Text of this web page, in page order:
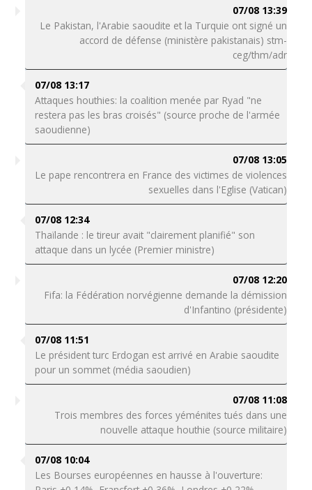
07/08 13:39
Le Pakistan, l'Arabie saoudite et la Turquie ont signé un
accord de défense (ministère pakistanais) stm-
ceg/thm/adr
07/08 13:17
Attaques houthies: la coalition menée par Ryad "ne
restera pas les bras croisés" (source proche de l'armée
saoudienne)
07/08 13:05
Le pape rencontrera en France des victimes de violences
sexuelles dans l'Eglise (Vatican)
07/08 12:34
Thaïlande : le tireur avait "clairement planifié" son
attaque dans un lycée (Premier ministre)
07/08 12:20
Fifa: la Fédération norvégienne demande la démission
d'Infantino (présidente)
07/08 11:51
Le président turc Erdogan est arrivé en Arabie saoudite
pour un sommet (média saoudien)
07/08 11:08
Trois membres des forces yéménites tués dans une
nouvelle attaque houthie (source militaire)
07/08 10:04
Les Bourses européennes en hausse à l'ouverture: